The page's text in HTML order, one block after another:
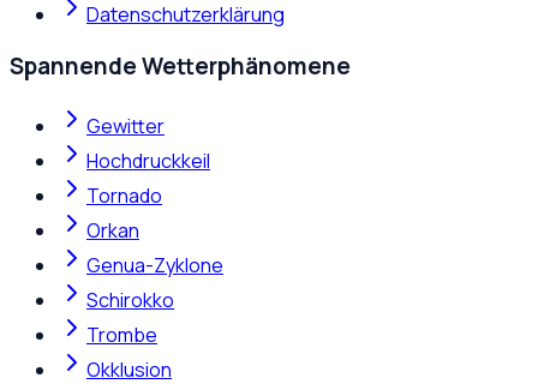
Datenschutzerklärung
Spannende Wetterphänomene
Gewitter
Hochdruckkeil
Tornado
Orkan
Genua-Zyklone
Schirokko
Trombe
Okklusion